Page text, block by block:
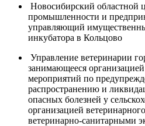
Новосибирский областной
промышленности и
управляющий
инкубатора в Кольцово
Управление ветеринарии
занимающееся
мероприятий по
распространению и
опасных болезней у
организацией
ветеринарно-санитарными